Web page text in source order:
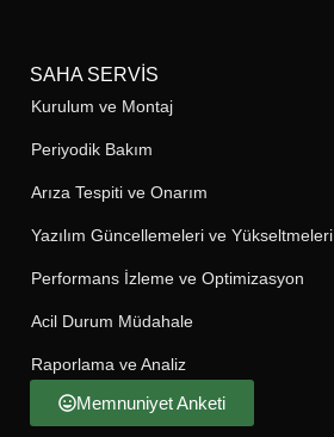
SAHA SERVIS
Kurulum ve Montaj
Periyodik Bakım
Arıza Tespiti ve Onarım
Yazılım Güncellemeleri ve Yükseltmeleri
Performans İzleme ve Optimizasyon
Acil Durum Müdahale
Raporlama ve Analiz
Memnuniyet Anketi